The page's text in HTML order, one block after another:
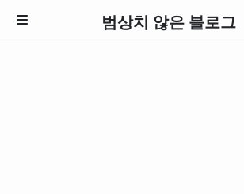
범상치 않은 블로그